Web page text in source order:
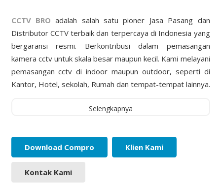
CCTV BRO adalah salah satu pioner Jasa Pasang dan
Distributor CCTV terbaik dan terpercaya di Indonesia yang
bergaransi resmi. Berkontribusi dalam pemasangan
kamera cctv untuk skala besar maupun kecil. Kami melayani
pemasangan cctv di indoor maupun outdoor, seperti di
Kantor, Hotel, sekolah, Rumah dan tempat-tempat lainnya.
Selengkapnya
Download Compro Klien Kami
Kontak Kami